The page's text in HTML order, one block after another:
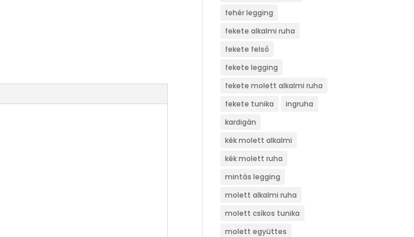
fehér legging
fekete alkalmi ruha
fekete felső
fekete legging
fekete molett alkalmi ruha
fekete tunika
ingruha
kardigán
kék molett alkalmi
kék molett ruha
mintás legging
molett alkalmi ruha
molett csíkos tunika
molett együttes